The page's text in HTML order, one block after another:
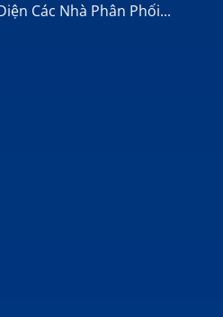
Các Nhà Phân Phối...